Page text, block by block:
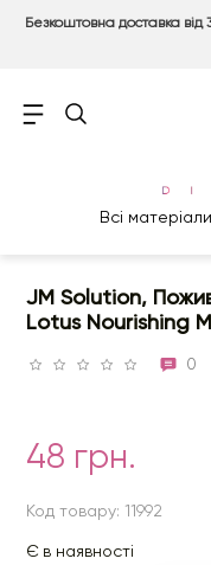
Безкоштовна доставка від
Всі матеріали
JM Solution,
Lotus Nourishing
0
48 грн.
Код товару: 11992
Є в наявності